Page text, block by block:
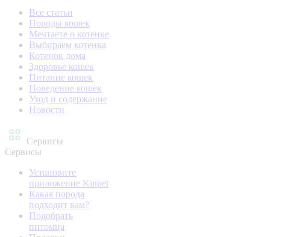
Все статьи
Породы кошек
Мечтаете о котенке
Выбираем котенка
Котенок дома
Здоровье кошек
Питание кошек
Поведение кошек
Уход и содержание
Новости
Сервисы
Сервисы
Установите
приложение Kinpet
Какая порода
подходит вам?
Подобрать
питомца